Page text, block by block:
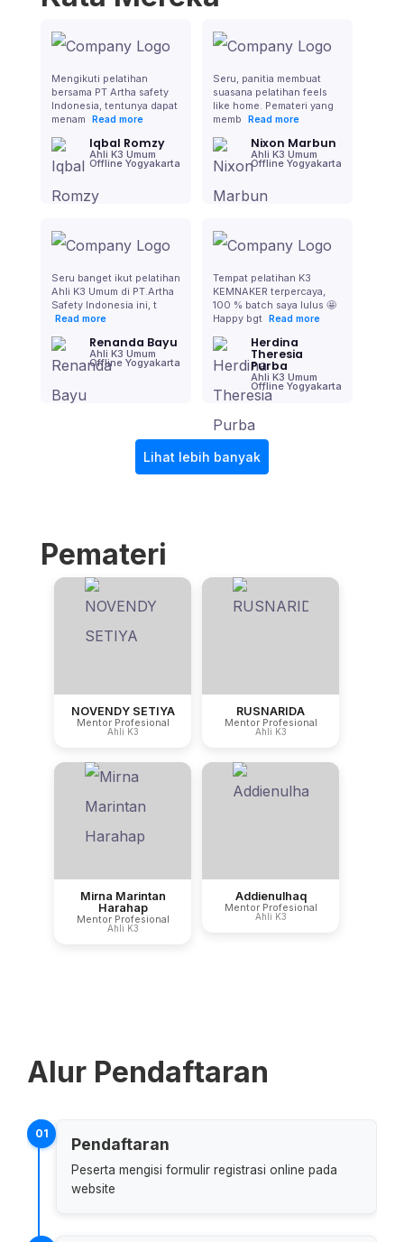
Mengikuti pelatihan
bersama PT Artha safety
Indonesia, tentunya dapat
menam
Read more
Iqbal Romzy
Ahli K3 Umum
Offline Yogyakarta
Seru, panitia membuat
suasana pelatihan feels
like home. Pemateri yang
memb
Read more
Nixon Marbun
Ahli K3 Umum
Offline Yogyakarta
Seru banget ikut pelatihan
Ahli K3 Umum di PT.Artha
Safety Indonesia ini, t
Read more
Renanda Bayu
Ahli K3 Umum
Offline Yogyakarta
Tempat pelatihan K3
KEMNAKER terpercaya,
100 % batch saya lulus 🤩
Happy bgt Read more
Herdina
Theresia
Purba
Ahli K3 Umum
Offline Yogyakarta
Lihat lebih banyak
Pemateri
NOVENDY SETIYA
Mentor Profesional
Ahli K3
RUSNARIDA
Mentor Profesional
Ahli K3
Mirna Marintan
Harahap
Mentor Profesional
Ahli K3
Addienulhaq
Mentor Profesional
Ahli K3
Alur Pendaftaran
01
Pendaftaran
Peserta mengisi formulir registrasi online pada
website